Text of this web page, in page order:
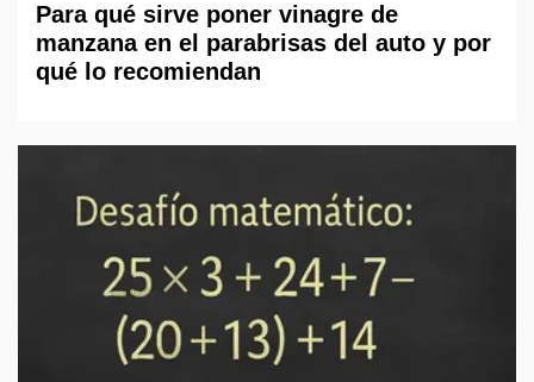
Para qué sirve poner vinagre de
manzana en el parabrisas del auto y por
qué lo recomiendan